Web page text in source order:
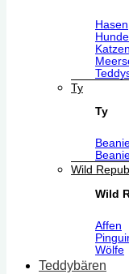
Hasen
Hunde
Katzen
Ty
Ty
Wild
Wild
Affen
Wölfe
Teddybären